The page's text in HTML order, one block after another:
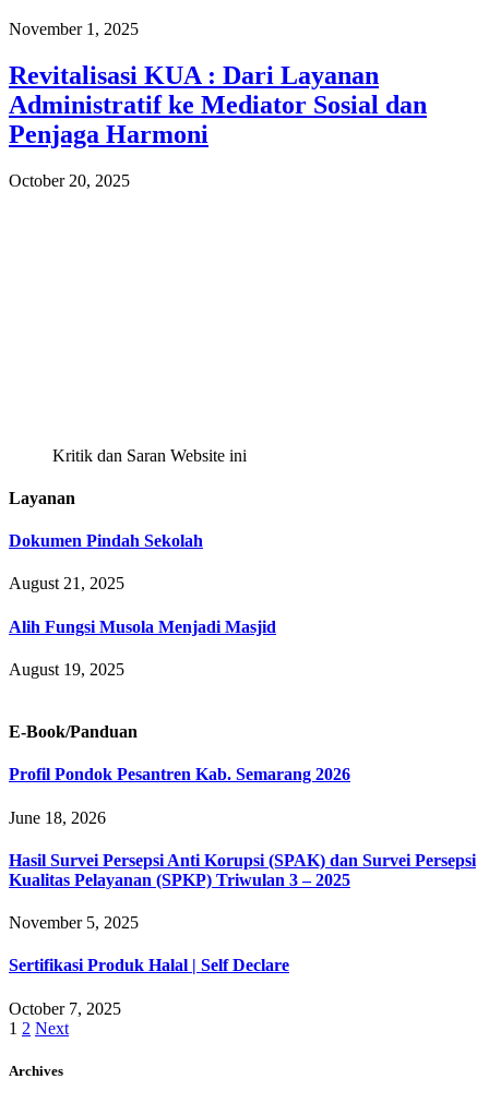
November 1, 2025
Revitalisasi KUA : Dari Layanan
Administratif ke Mediator Sosial dan
Penjaga Harmoni
October 20, 2025
Kritik dan Saran Website ini
Layanan
Dokumen Pindah Sekolah
August 21, 2025
Alih Fungsi Musola Menjadi Masjid
August 19, 2025
E-Book/Panduan
Profil Pondok Pesantren Kab. Semarang 2026
June 18, 2026
Hasil Survei Persepsi Anti Korupsi (SPAK) dan Survei Persepsi
Kualitas Pelayanan (SPKP) Triwulan 3 – 2025
November 5, 2025
Sertifikasi Produk Halal | Self Declare
October 7, 2025
1 2 Next
Archives